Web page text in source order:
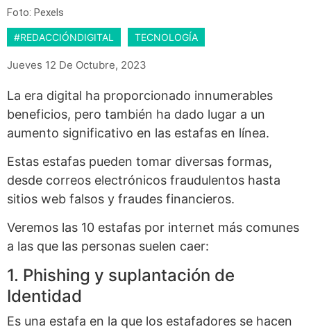
Foto: Pexels
#REDACCIÓNDIGITAL TECNOLOGÍA
Jueves 12 De Octubre, 2023
La era digital ha proporcionado innumerables
beneficios, pero también ha dado lugar a un
aumento significativo en las estafas en línea.
Estas estafas pueden tomar diversas formas,
desde correos electrónicos fraudulentos hasta
sitios web falsos y fraudes financieros.
Veremos las 10 estafas por internet más comunes
a las que las personas suelen caer:
1. Phishing y suplantación de
Identidad
Es una estafa en la que los estafadores se hacen